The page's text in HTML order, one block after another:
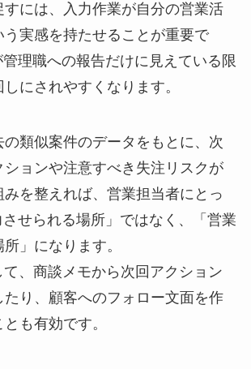
には、入力作業が自分の営業活
実感を持たせることが重要で
理職への報告だけに見えている限
にされやすくなります。
類似案件のデータをもとに、次
ションや注意すべき失注リスクが
を整えれば、営業担当者にとっ
せられる場所」ではなく、「営業
」になります。
、商談メモから次回アクション
り、顧客へのフォロー文面を作
も有効です。